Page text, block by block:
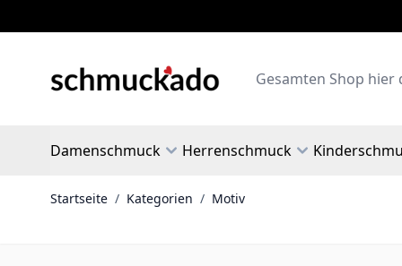
Search
Damenschmuck Herrenschmuck
Startseite / Kategorien / Motiv